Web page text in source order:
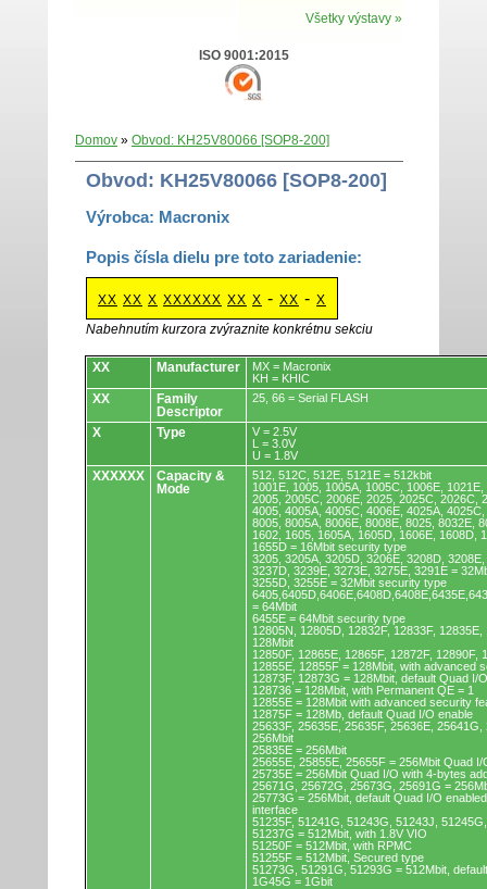
Všetky výstavy »
ISO 9001:2015
Domov » Obvod: KH25V80066 [SOP8-200]
Obvod: KH25V80066 [SOP8-200]
Výrobca: Macronix
Popis čísla dielu pre toto zariadenie:
XX XX X XXXXXX XX X - XX - X
Nabehnutím kurzora zvýraznite konkrétnu sekciu
Obvody.
XX Manufacturer
MX = Macronix
KH = KHIC
XX
Family
Descriptor
25, 66 = Serial FLASH
X Type
V = 2.5V
L = 3.0V
U = 1.8V
XXXXXX
Capacity &
Mode
512, 512C, 512E, 5121E = 512kbit
1001E, 1005, 1005A, 1005C, 1006E,
2005, 2005C, 2006E, 2025, 2025C, 2026C,
4005, 4005A, 4005C, 4006E, 4025A,
8005, 8005A, 8006E, 8008E, 8025, 8032E,
1602, 1605, 1605A, 1605D, 1606E, 1608D,
1655D = 16Mbit security type
3205, 3205A, 3205D, 3206E, 3208D,
3237D, 3239E, 3273E, 3275E, 3291E =
3255D, 3255E = 32Mbit security type
= 64Mbit
6455E = 64Mbit security type
12805N, 12805D, 12832F, 12833F,
128Mbit
12850F, 12865E, 12865F, 12872F, 12890F,
12855E, 12855F = 128Mbit, with advanced
12873F, 12873G = 128Mbit, default Quad I/
128736 = 128Mbit, with Permanent QE = 1
12855E = 128Mbit with advanced security
12875F = 128Mb, default Quad I/O enable
25633F, 25635E, 25635F, 25636E,
256Mbit
25835E = 256Mbit
25655E, 25855E, 25655F = 256Mbit Quad
25735E = 256Mbit Quad I/O with 4-bytes
25671G, 25672G, 25673G, 25691G =
25773G = 256Mbit, default Quad I/O
interface
51235F, 51241G, 51243G, 51243J,
51237G = 512Mbit, with 1.8V VIO
51250F = 512Mbit, with RPMC
51255F = 512Mbit, Secured type
51273G, 51291G, 51293G = 512Mbit,
1G45G = 1Gbit